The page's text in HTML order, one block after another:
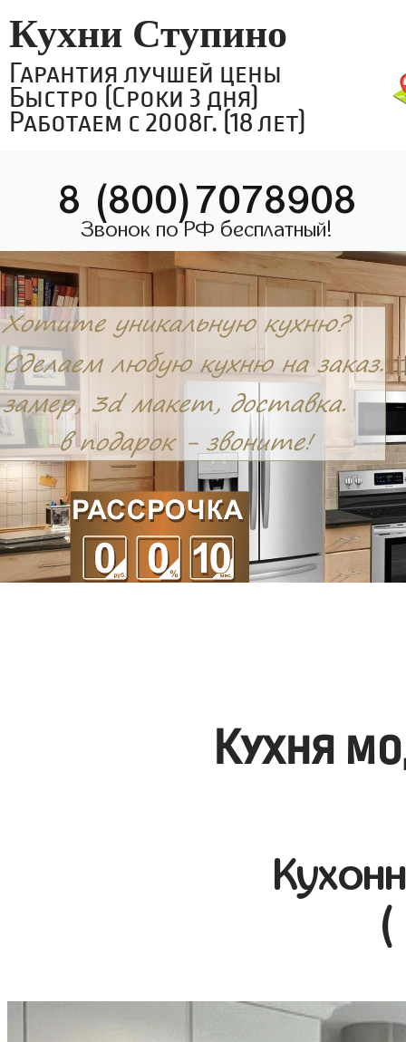
Кухни Ступино
Гарантия лучшей цены
Быстро (Сроки 3 дня)
Работаем с 2008г. (18 лет)
8 (800)7078908
Звонок по РФ бесплатный!
Кухня
(